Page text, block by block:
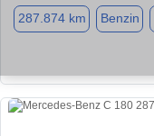
287.874 km Benzin